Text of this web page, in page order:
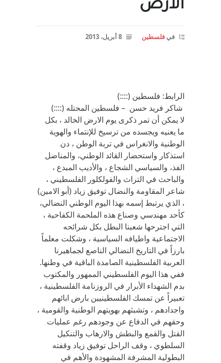
الارض
في فلسطين 8 أبريل، 2013
الرابط: فلسطين (::::)
شاكر فريد حسن – فلسطين المحتله (::::)
لا يمكن أن تمر ذكرى يوم الارض الخالد ، بكل
ما يعنيه ويجسده من ترسيخ للإنتماء والهوية
الوطنية والانغراس في تربة الوطن ، دن
استذكار واستحضار القائد الوطني، والمناضل
الفذ، والسياسي الشجاع ، والأديب المبدع ،
والباحث في التراث والفولكلور الفلسطيني ،
شاعر المقاومة والنضال توفيق زياد (أبو الامين)
، الذي يرتبط إسمه بهذا اليوم الوطني النضالي،
كأحد مهندسي وصناع هذه الملحمة الكفاحية ،
التي اجترحها شعبنا البطل بكل شرائحه
الاجتماعية واطيافه السياسية ، وشكلت معلماً
بارزاً في التاريخ النضالي الناصع لجماهيرنا
العربية الفلسطينية الصامدة الباقية في وطنها.
ففي هذا اليوم الفلسطيني الممهور والمكتوب
بدم الشهداء الأبرار في الروزنامة الفلسطينية ،
تعبيراً عن تمسك الفلسطينيين بارض ابائهم
واجدادهم ، وتشبثهم بهويتهم الوطنية والقومية ،
وحقهم في الدفاع عن وجودهم رغم عمليات
القتل والقمع والبطش والارهاب والتنكيل
السلطوي ، وقف الراحل توفيق زياد وقفته
البطولية المشرفة المشهودة والأهم في